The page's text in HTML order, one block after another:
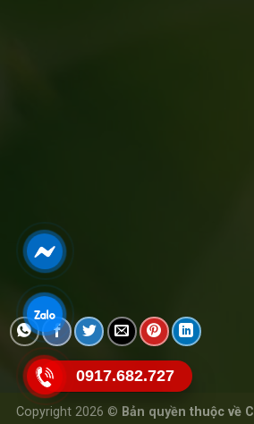
Copyright 2026 © Bản quyền thuộc về
0917.682.727